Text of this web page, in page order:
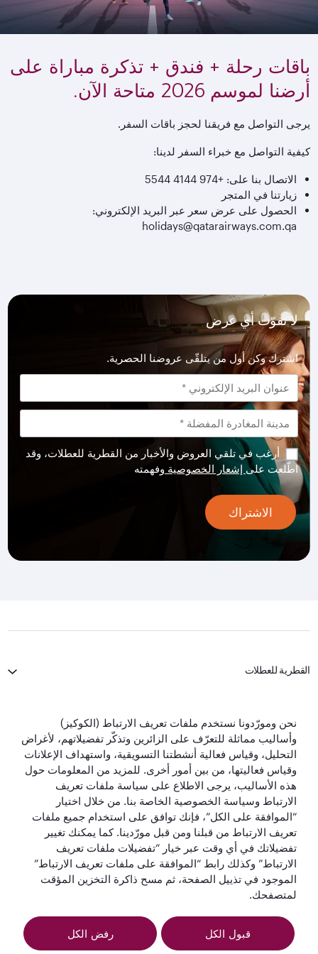
باقات رحلة + فندق + تذكرة مباراة على
أرضنا لموسم 2026 متاحة الآن.
يرجى التواصل مع فريقنا لحجز باقات السفر.
كيفية التواصل مع خبراء السفر لدينا:
الاتصال بنا على: +974 4144 5544
زيارتنا في المتجر
الحصول على عرض سعر عبر البريد الإلكتروني:
holidays@qatarairways.com.qa
لا تفوّت أي عرض
اشترك وكن أول من يتلقّى عروضنا الحصرية.
أرغب في تلقي العروض والأخبار من القطرية للعطلات، وقد
اطّلعت على إشعار الخصوصية وفهمته
الاشتراك
القطرية للعطلات
لنبقَ على تواصل
أفضل شركة طيران
في العالم
أفضل درجة رجال
أعمال في العالم
أفضل صالة لدرجة
رجال الأعمال في
العالم
أفضل شركة طيران
في الشرق الأوسط
سياسة ملفات تعريف
إشعار
نحن ومورّدونا نستخدم ملفات تعريف الارتباط (الكوكيز)
وأساليب مماثلة للتعرّف على الزائرين وتذكّر تفضيلاتهم، لأغراض
التحليل، وقياس فعالية أنشطتنا التسويقية، واستهداف الإعلانات
وقياس فعاليتها، من بين أمور أخرى. للمزيد من المعلومات حول
هذه الأساليب، يرجى الاطلاع على سياسة ملفات تعريف
الارتباط وسياسة الخصوصية الخاصة بنا. من خلال اختيار
“الموافقة على الكل”، فإنك توافق على استخدام جميع ملفات
تعريف الارتباط من قبلنا ومن قبل مورّدينا. كما يمكنك تغيير
تفضيلاتك في أي وقت عبر خيار “تفضيلات ملفات تعريف
الارتباط” وكذلك رابط “الموافقة على ملفات تعريف الارتباط”
الموجود في تذييل الصفحة، ثم مسح ذاكرة التخزين المؤقت
لمتصفحك.
قبول الكل رفض الكل